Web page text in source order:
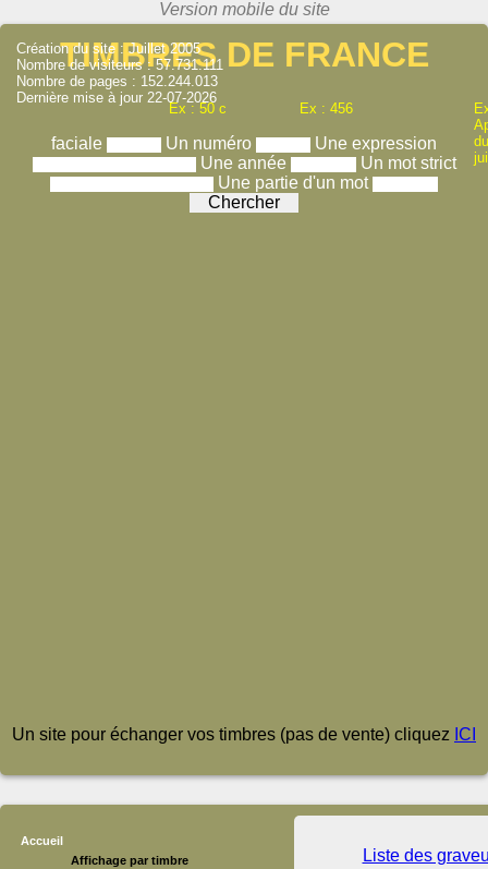
TIMBRES DE FRANCE
Ex : 50 c Ex : 456
faciale Un numéro
Une expression
Une année
Un mot strict
Une partie d'un mot
Création du site : Juillet 2005
Nombre de visiteurs : 57.731.111
Nombre de pages : 152.244.013
Dernière mise à jour 22-07-2026
Un site pour échanger vos timbres (pas de vente) cliquez ICI
Accueil
Affichage par timbre
Liste des